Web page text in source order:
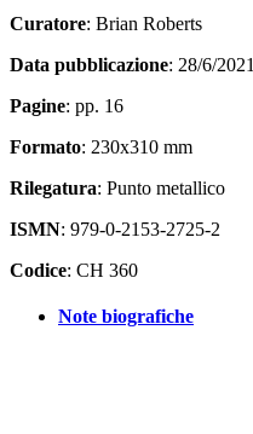
Curatore: Brian Roberts
Data pubblicazione: 28/6/2021
Pagine: pp. 16
Formato: 230x310 mm
Rilegatura: Punto metallico
ISMN: 979-0-2153-2725-2
Codice: CH 360
Note biografiche